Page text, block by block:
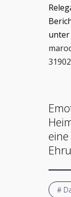
unter
#